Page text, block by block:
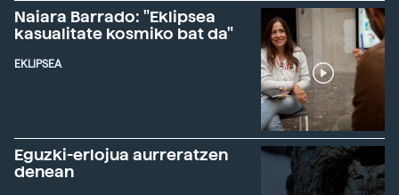
Naiara Barrado: "Eklipsea
kasualitate kosmiko bat da"
EKLIPSEA
Eguzki-erlojua aurreratzen
denean